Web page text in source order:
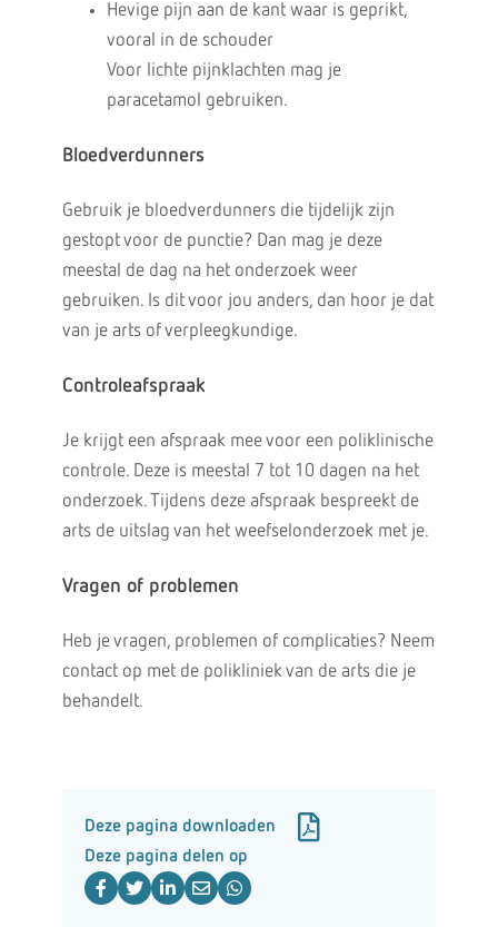
Hevige pijn aan de kant waar is geprikt,
vooral in de schouder
Voor lichte pijnklachten mag je
paracetamol gebruiken.
Bloedverdunners
Gebruik je bloedverdunners die tijdelijk zijn
gestopt voor de punctie? Dan mag je deze
meestal de dag na het onderzoek weer
gebruiken. Is dit voor jou anders, dan hoor je dat
van je arts of verpleegkundige.
Controleafspraak
Je krijgt een afspraak mee voor een poliklinische
controle. Deze is meestal
7 tot 10 dagen na het
onderzoek. Tijdens deze afspraak bespreekt de
arts de uitslag van het weefselonderzoek met je.
Vragen of problemen
Heb je vragen, problemen of complicaties? Neem
contact op met de polikliniek van de arts die je
behandelt.
Deze pagina downloaden
Deze pagina delen op